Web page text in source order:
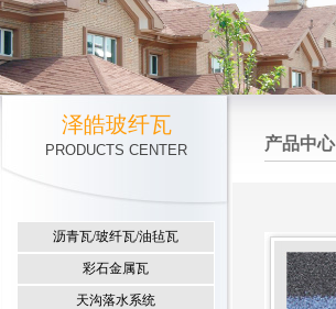
泽皓玻纤瓦
PRODUCTS CENTER
沥青瓦/玻纤瓦/油毡瓦
彩石金属瓦
天沟落水系统
产品中心